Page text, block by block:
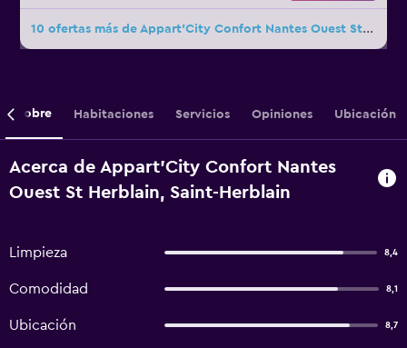
10 ofertas más de Appart'City Confort Nantes Ouest St Herblain
Sobre Habitaciones Servicios Opiniones Ubicación
Acerca de Appart'City Confort Nantes
Ouest St Herblain, Saint-Herblain
Limpieza 8,4
Comodidad 8,1
Ubicación 8,7